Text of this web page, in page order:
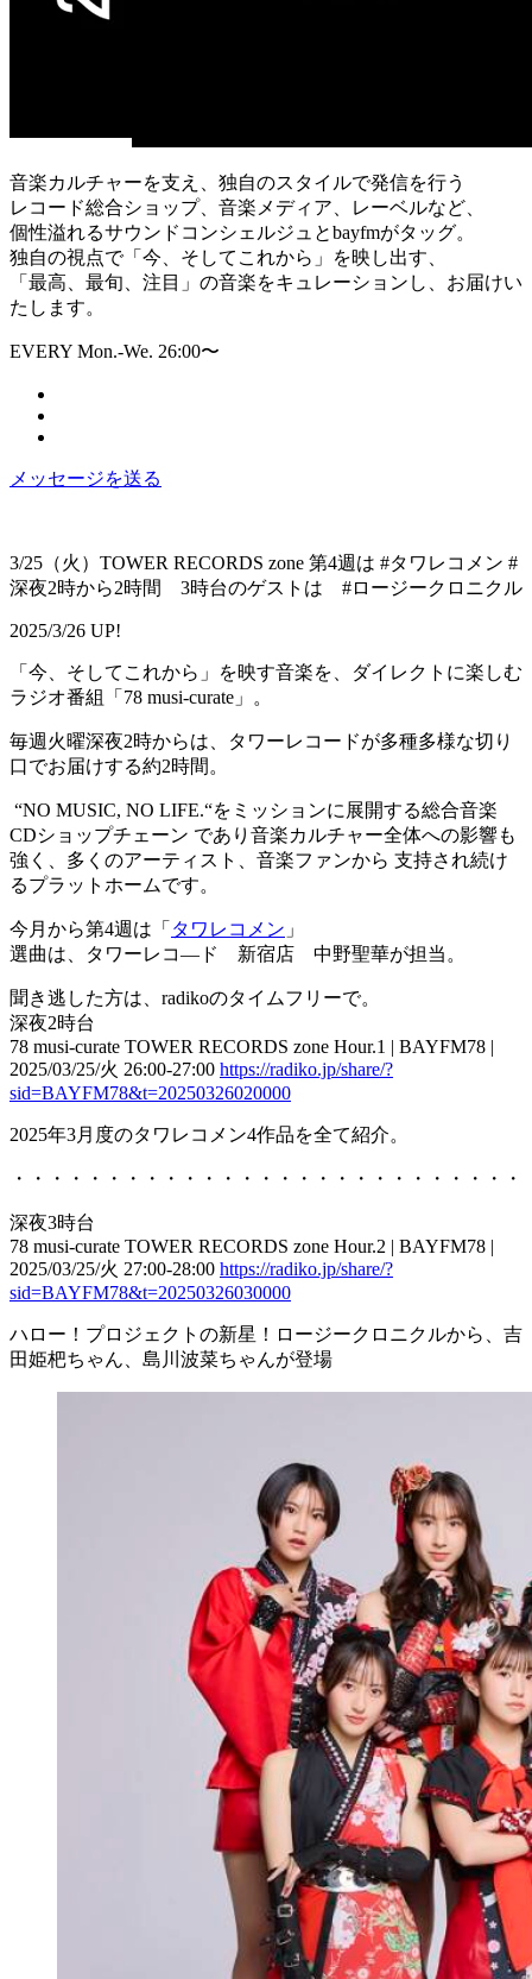
音楽カルチャーを支え、独自のスタイルで発信を行う
レコード総合ショップ、音楽メディア、レーベルなど、
個性溢れるサウンドコンシェルジュとbayfmがタッグ。
独自の視点で「今、そしてこれから」を映し出す、
「最高、最旬、注目」の音楽をキュレーションし、お届けい
たします。
EVERY Mon.-We. 26:00〜
メッセージを送る
3/25（火）TOWER RECORDS zone 第4週は #タワレコメン #
深夜2時から2時間 3時台のゲストは #ロージークロニクル
2025/3/26 UP!
「今、そしてこれから」を映す音楽を、ダイレクトに楽しむ
ラジオ番組「78 musi-curate」。
毎週火曜深夜2時からは、タワーレコードが多種多様な切り
口でお届けする約2時間。
“NO MUSIC, NO LIFE.“をミッションに展開する総合音楽
CDショップチェーン であり音楽カルチャー全体への影響も
強く、多くのアーティスト、音楽ファンから 支持され続け
るプラットホームです。
今月から第4週は「 タワレコメン 」
選曲は、タワーレコ―ド 新宿店 中野聖華が担当。
聞き逃した方は、radikoのタイムフリーで。
深夜2時台
78 musi-curate TOWER RECORDS zone Hour.1 | BAYFM78 |
2025/03/25/火 26:00-27:00 https://radiko.jp/share/?
sid=BAYFM78&t=20250326020000
2025年3月度のタワレコメン4作品を全て紹介。
・・・・・・・・・・・・・・・・・・・・・・・・・・・
深夜3時台
78 musi-curate TOWER RECORDS zone Hour.2 | BAYFM78 |
2025/03/25/火 27:00-28:00 https://radiko.jp/share/?
sid=BAYFM78&t=20250326030000
ハロー！プロジェクトの新星！ロージークロニクルから、吉
田姫杷ちゃん、島川波菜ちゃんが登場